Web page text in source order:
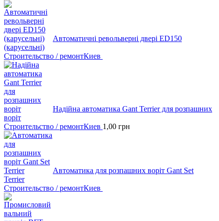
Автоматичні револьверні двері ED150
(карусельні)
Строительство / ремонтКиев
Надійна автоматика Gant Terrier для розпашних
воріт
Строительство / ремонтКиев 1,00 грн
Автоматика для розпашних воріт Gant Set
Terrier
Строительство / ремонтКиев